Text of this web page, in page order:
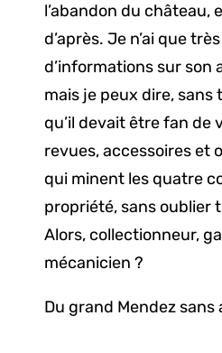
l’abandon du château,
d’après. Je n’ai que
d’informations sur son
mais je peux dire, sans
qu’il devait être fan de
revues, accessoires et
qui minent les quatre
propriété, sans oublier
Alors, collectionneur,
mécanicien ?
Du grand Mendez